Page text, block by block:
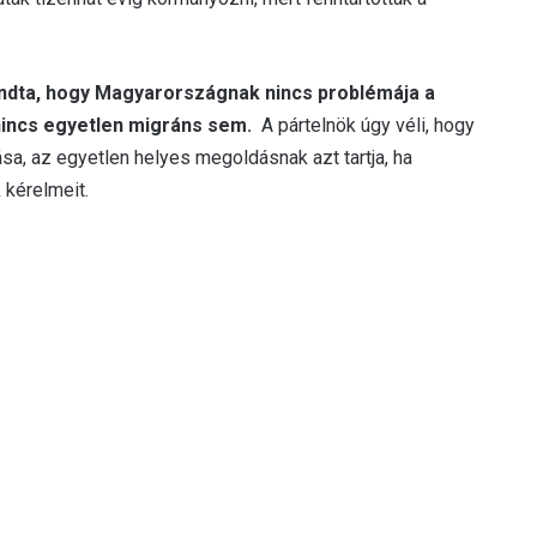
hogy Magyarországnak nincs problémája a
egyetlen migráns sem. A pártelnök úgy véli, hogy
az egyetlen helyes megoldásnak azt tartja, ha
kérelmeit.